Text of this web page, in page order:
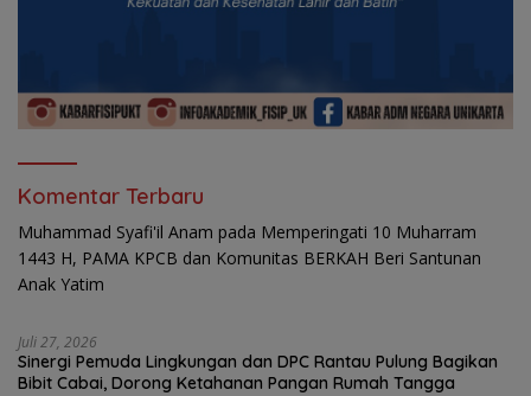
Komentar Terbaru
Muhammad Syafi'il Anam pada Memperingati 10 Muharram
1443 H, PAMA KPCB dan Komunitas BERKAH Beri Santunan
Anak Yatim
Juli 27, 2026
Sinergi Pemuda Lingkungan dan DPC Rantau Pulung Bagikan
Bibit Cabai, Dorong Ketahanan Pangan Rumah Tangga